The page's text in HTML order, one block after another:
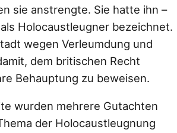
sie anstrengte. Sie hatte ihn –
Holocaustleugner bezeichnet.
wegen Verleumdung und
dem britischen Recht
Behauptung zu beweisen.
wurden mehrere Gutachten
der Holocaustleugnung